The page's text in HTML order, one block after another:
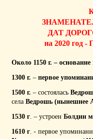
ДАТ
на 2020
Около 1150 г. – основание
1300 г. – первое
1500 г. – состоялась
села Ведрошь (нынешнее
1530 г. – устроен Болдин
1610 г. - первое